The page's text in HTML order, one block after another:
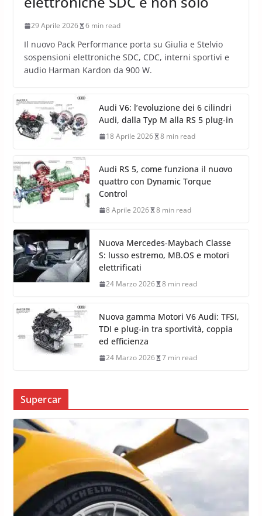
29 Aprile 2026 6 min read
Il nuovo Pack Performance porta su Giulia e Stelvio
sospensioni elettroniche SDC, CDC, interni sportivi e
audio Harman Kardon da 900 W.
Audi V6: l’evoluzione dei 6 cilindri
Audi, dalla Typ M alla RS 5 plug-in
18 Aprile 2026 8 min read
Audi RS 5, come funziona il nuovo
quattro con Dynamic Torque
Control
8 Aprile 2026 8 min read
Nuova Mercedes-Maybach Classe
S: lusso estremo, MB.OS e motori
elettrificati
24 Marzo 2026 8 min read
Nuova gamma Motori V6 Audi: TFSI,
TDI e plug-in tra sportività, coppia
ed efficienza
24 Marzo 2026 7 min read
Supercar